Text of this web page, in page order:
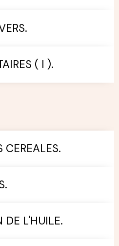
( I ).
CEREALES.
DE L'HUILE.